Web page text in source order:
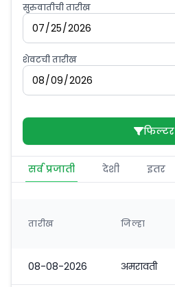
सुरुवातीची तारीख
शेवटची तारीख
फिल्टर
सर्व प्रजाती देशी इतर
तारीख जिल्हा
08-08-2026 अमरावती